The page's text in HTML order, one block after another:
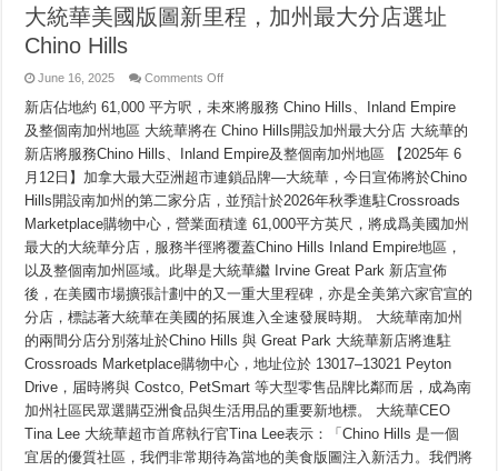
大統華美國版圖新里程，加州最大分店選址
Chino Hills
June 16, 2025 Comments Offon
統
華
國
版
圖
新
里
程，
加
州
最
大
分
店
選
址
Chino
Hills
新店佔地約 61,000 平方呎，未來將服務 Chino Hills、Inland Empire
及整個南加州地區 大統華將在 Chino Hills開設加州最大分店 大統華的
新店將服務Chino Hills、Inland Empire及整個南加州地區 【2025年 6
月12日】加拿大最大亞洲超市連鎖品牌—大統華，今日宣佈將於Chino
Hills開設南加州的第二家分店，並預計於2026年秋季進駐Crossroads
Marketplace購物中心，營業面積達 61,000平方英尺，將成爲美國加州
最大的大統華分店，服務半徑將覆蓋Chino Hills Inland Empire地區，
以及整個南加州區域。此舉是大統華繼 Irvine Great Park 新店宣佈
後，在美國市場擴張計劃中的又一重大里程碑，亦是全美第六家官宣的
分店，標誌著大統華在美國的拓展進入全速發展時期。 大統華南加州
的兩間分店分別落址於Chino Hills 與 Great Park 大統華新店將進駐
Crossroads Marketplace購物中心，地址位於 13017–13021 Peyton
Drive，届時將與 Costco, PetSmart 等大型零售品牌比鄰而居，成為南
加州社區民眾選購亞洲食品與生活用品的重要新地標。 大統華CEO
Tina Lee 大統華超市首席執行官Tina Lee表示：「Chino Hills 是一個
宜居的優質社區，我們非常期待為當地的美食版圖注入新活力。我們將